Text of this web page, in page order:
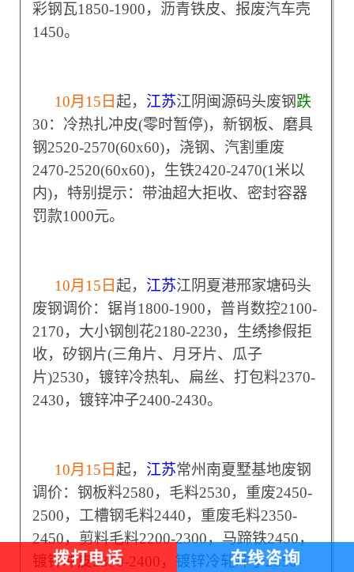
彩钢瓦1850-1900，沥青铁皮、报废汽车壳
1450。
10月15日 起， 江苏江阴闽源码头废钢跌
30：冷热扎冲皮(零时暂停)，新钢板、磨具
钢2520-2570(60x60)，浇钢、汽割重废
2470-2520(60x60)，生铁2420-2470(1米以
内)，特别提示：带油超大拒收、密封容器
罚款1000元。
10月15日 起， 江苏江阴夏港邢家塘码头
废钢调价：锯肖1800-1900，普肖数控2100-
2170，大小钢刨花2180-2230，生绣掺假拒
收，矽钢片(三角片、月牙片、瓜子
片)2530，镀锌冷热轧、扁丝、打包料2370-
2430，镀锌冲子2400-2430。
10月15日 起， 江苏常州南夏墅基地废钢
调价：钢板料2580，毛料2530，重废2450-
2500，工槽钢毛料2440，重废毛料2350-
2450，剪料毛料2200-2300，马蹄铁2450，
镀锌冲皮2350-2400，镀锌冷轧冲子2350-